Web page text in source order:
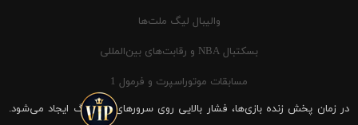
والیبال لیگ ملت‌ها
بسکتبال NBA و رقابت‌های بین‌المللی
مسابقات موتوراسپرت و فرمول 1
در زمان پخش زنده بازی‌ها، فشار بالایی روی سرورهای شیرینگ ایجاد می‌شود.